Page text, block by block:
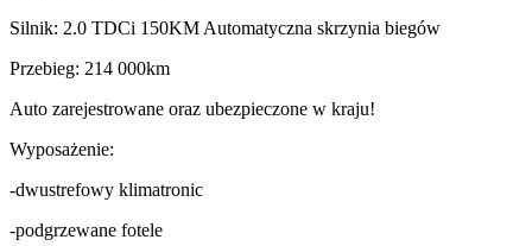
Silnik: 2.0 TDCi 150KM Automatyczna skrzynia biegów
Przebieg: 214 000km
Auto zarejestrowane oraz ubezpieczone w kraju!
Wyposażenie:
-dwustrefowy klimatronic
-podgrzewane fotele